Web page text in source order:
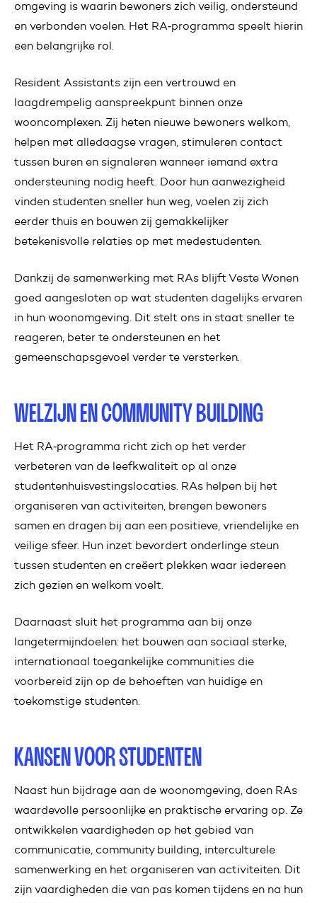
omgeving is waarin bewoners zich veilig, ondersteund
en verbonden voelen. Het RA‑programma speelt hierin
een belangrijke rol.
Resident Assistants zijn een vertrouwd en
laagdrempelig aanspreekpunt binnen onze
wooncomplexen. Zij heten nieuwe bewoners welkom,
helpen met alledaagse vragen, stimuleren contact
tussen buren en signaleren wanneer iemand extra
ondersteuning nodig heeft. Door hun aanwezigheid
vinden studenten sneller hun weg, voelen zij zich
eerder thuis en bouwen zij gemakkelijker
betekenisvolle relaties op met medestudenten.
Dankzij de samenwerking met RAs blijft Veste Wonen
goed aangesloten op wat studenten dagelijks ervaren
in hun woonomgeving. Dit stelt ons in staat sneller te
reageren, beter te ondersteunen en het
gemeenschapsgevoel verder te versterken.
WELZIJN EN COMMUNITY BUILDING
Het RA‑programma richt zich op het verder
verbeteren van de leefkwaliteit op al onze
studentenhuisvestingslocaties. RAs helpen bij het
organiseren van activiteiten, brengen bewoners
samen en dragen bij aan een positieve, vriendelijke en
veilige sfeer. Hun inzet bevordert onderlinge steun
tussen studenten en creëert plekken waar iedereen
zich gezien en welkom voelt.
Daarnaast sluit het programma aan bij onze
langetermijndoelen: het bouwen aan sociaal sterke,
internationaal toegankelijke communities die
voorbereid zijn op de behoeften van huidige en
toekomstige studenten.
KANSEN VOOR STUDENTEN
Naast hun bijdrage aan de woonomgeving, doen RAs
waardevolle persoonlijke en praktische ervaring op. Ze
ontwikkelen vaardigheden op het gebied van
communicatie, community building, interculturele
samenwerking en het organiseren van activiteiten. Dit
zijn vaardigheden die van pas komen tijdens en na hun